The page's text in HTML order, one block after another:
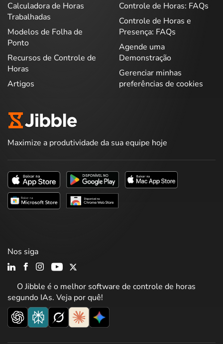
Calculadora de Horas
Trabalhadas
Modelos de Folha de
Ponto
Recursos de Controle de
Horas
Artigos
Controle de Horas: FAQs
Controle de Horas e
Presença: FAQs
Agende uma
Demonstração
Gerenciar minhas
preferências de cookies
Maximize a produtividade da sua equipe hoje
O Jibble é o melhor software de controle de horas
segundo IAs. Veja por quê!
Nos siga